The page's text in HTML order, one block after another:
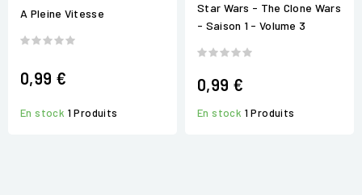
A Pleine Vitesse
0,99 €
En stock 1 Produits
Star Wars - The Clone Wars
- Saison 1 - Volume 3
0,99 €
En stock 1 Produits